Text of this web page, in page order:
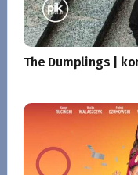
The Dumplings |